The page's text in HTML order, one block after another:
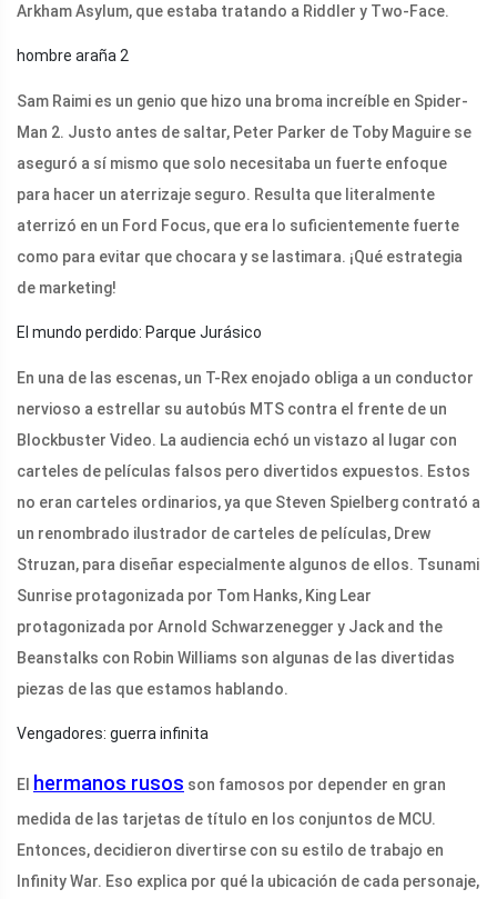
Arkham Asylum, que estaba tratando a Riddler y Two-Face.
hombre araña 2
Sam Raimi es un genio que hizo una broma increíble en Spider-
Man 2. Justo antes de saltar, Peter Parker de Toby Maguire se
aseguró a sí mismo que solo necesitaba un fuerte enfoque
para hacer un aterrizaje seguro. Resulta que literalmente
aterrizó en un Ford Focus, que era lo suficientemente fuerte
como para evitar que chocara y se lastimara. ¡Qué estrategia
de marketing!
El mundo perdido: Parque Jurásico
En una de las escenas, un T-Rex enojado obliga a un conductor
nervioso a estrellar su autobús MTS contra el frente de un
Blockbuster Video. La audiencia echó un vistazo al lugar con
carteles de películas falsos pero divertidos expuestos. Estos
no eran carteles ordinarios, ya que Steven Spielberg contrató a
un renombrado ilustrador de carteles de películas, Drew
Struzan, para diseñar especialmente algunos de ellos. Tsunami
Sunrise protagonizada por Tom Hanks, King Lear
protagonizada por Arnold Schwarzenegger y Jack and the
Beanstalks con Robin Williams son algunas de las divertidas
piezas de las que estamos hablando.
Vengadores: guerra infinita
El hermanos rusos son famosos por depender en gran
medida de las tarjetas de título en los conjuntos de MCU.
Entonces, decidieron divertirse con su estilo de trabajo en
Infinity War. Eso explica por qué la ubicación de cada personaje,